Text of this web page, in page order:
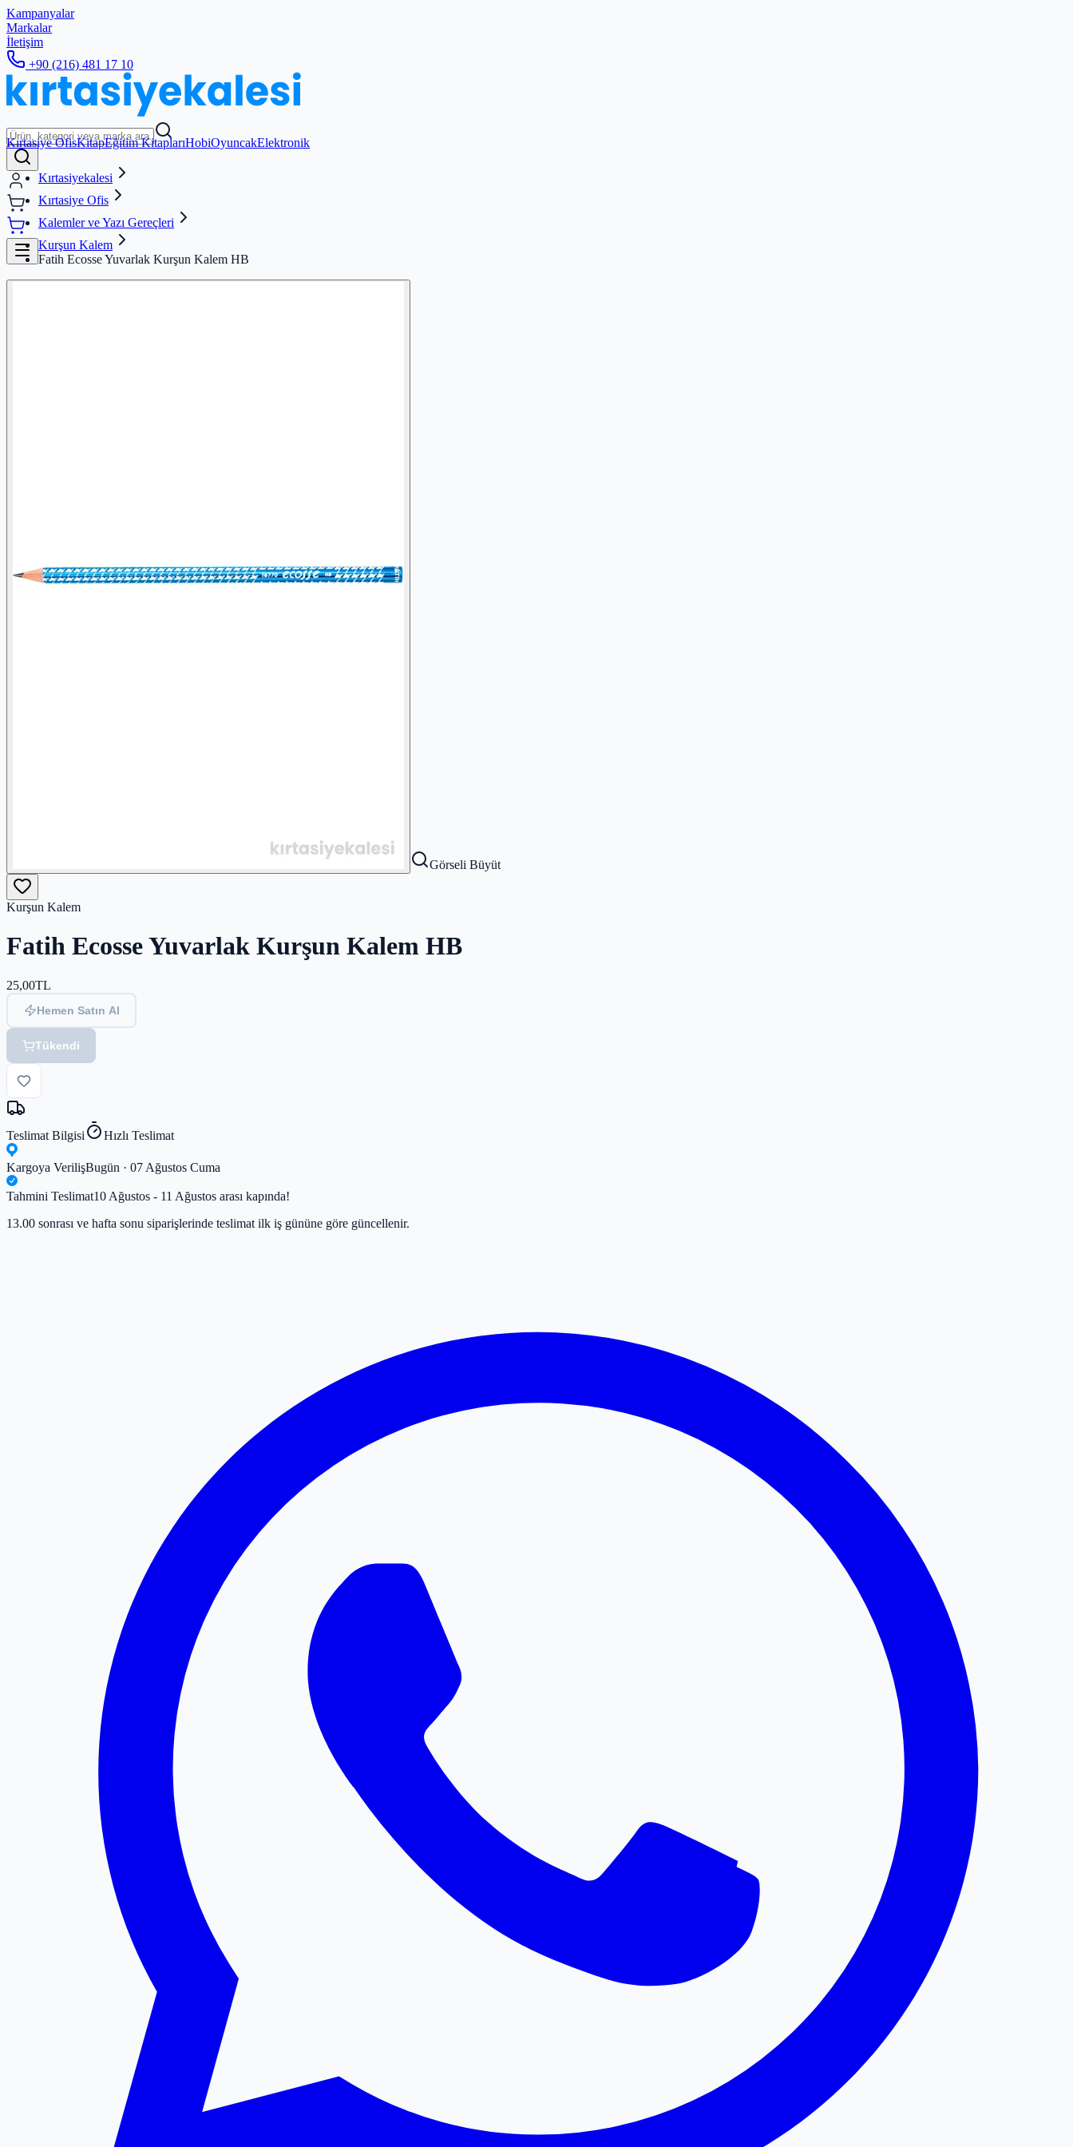
Kampanyalar
Markalar
İletişim
+90 (216) 481 17 10
Kırtasiye OfisKitapEğitim KitaplarıHobiOyuncakElektronik
Kırtasiyekalesi
Kırtasiye Ofis
Kalemler ve Yazı Gereçleri
Kurşun Kalem
Fatih Ecosse Yuvarlak Kurşun Kalem HB
Görseli Büyüt
Kurşun Kalem
Fatih Ecosse Yuvarlak Kurşun Kalem HB
25,00TL
Hemen Satın Al
Tükendi
Teslimat Bilgisi Hızlı Teslimat
Kargoya VerilişBugün · 07 Ağustos Cuma
Tahmini Teslimat10 Ağustos - 11 Ağustos arası kapında!
13.00 sonrası ve hafta sonu siparişlerinde teslimat ilk iş gününe göre güncellenir.